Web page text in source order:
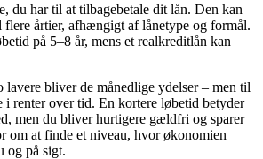
du har til at tilbagebetale dit lån. Den kan
flere årtier, afhængigt af lånetype og formål.
på 5–8 år, mens et realkreditlån kan
lavere bliver de månedlige ydelser – men til
i renter over tid. En kortere løbetid betyder
men du bliver hurtigere gældfri og sparer
om at finde et niveau, hvor økonomien
og på sigt.